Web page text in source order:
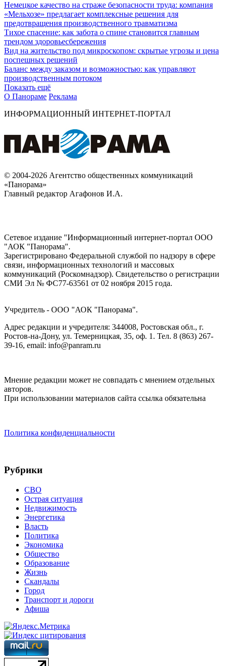
Немецкое качество на страже безопасности труда: компания
«Мельхозе» предлагает комплексные решения для
предотвращения производственного травматизма
Тихое спасение: как забота о спине становится главным
трендом здоровьесбережения
Вид на жительство под микроскопом: скрытые угрозы и цена
поспешных решений
Баланс между заказом и возможностью: как управляют
производственным потоком
Показать ещё
О Панораме Реклама
ИНФОРМАЦИОННЫЙ ИНТЕРНЕТ-ПОРТАЛ
© 2004-2026 Агентство общественных коммуникаций
«Панорама»
Главный редактор Агафонов И.А.
Сетевое издание "Информационный интернет-портал ООО
"АОК "Панорама".
Зарегистрировано Федеральной службой по надзору в сфере
связи, информационных технологий и массовых
коммуникаций (Роскомнадзор). Cвидетельство о регистрации
СМИ Эл № ФС77-63561 от 02 ноября 2015 года.
Учредитель - ООО "АОК "Панорама".
Адрес редакции и учредителя: 344008, Ростовская обл., г.
Ростов-на-Дону, ул. Темерницкая, 35, оф. 1. Тел. 8 (863) 267-
39-16, email: info@panram.ru
Мнение редакции может не совпадать с мнением отдельных
авторов.
При использовании материалов сайта ссылка обязательна
Политика конфиденциальности
Рубрики
СВО
Острая ситуация
Недвижимость
Энергетика
Власть
Политика
Экономика
Общество
Образование
Жизнь
Скандалы
Город
Транспорт и дороги
Афиша